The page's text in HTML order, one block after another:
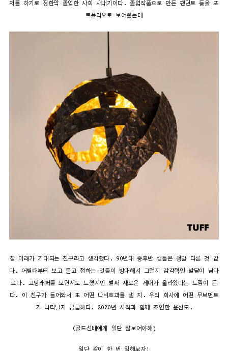
처를 하기로 정한막 졸업한 사회 새내기이다. 졸업작품으로 만든 팬던트 등을 포
트폴리오로 보여줬는데
참 미래가 기대되는 친구라고 생각했다. 90년대 중후반 생들은 정말 다른 것 같
다. 어릴때부터 보고 듣고 접하는 것들이 방대해서 그런지 감각적인 발달이 남다
르다. 고딩래퍼를 보면서도 느꼈지만 벌써 새로운 세대가 올라왔다는 느낌이 든
다. 이 친구가 들어와서 또 어떤 나비효과를 낼 지. 우리 회사에 어떤 무브먼트
가 나타날지 궁금하다. 2020년 시작과 함께 조인한 윤선도.
(골드선배에게 일단 잘보여야해)
일단 같이 한 번 일해보자!